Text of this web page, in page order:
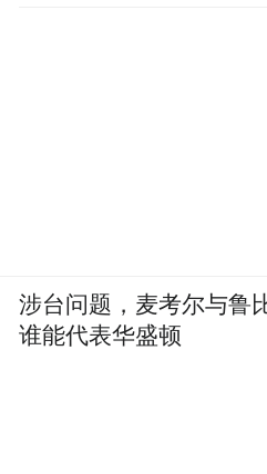
涉台问题，麦考尔与鲁
谁能代表华盛顿